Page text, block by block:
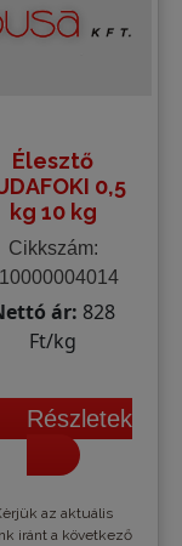
Élesztő
0,5
kg 10 kg
Cikkszám:
ár: 828
Ft/kg
Részletek
az aktuális
iránt a következő